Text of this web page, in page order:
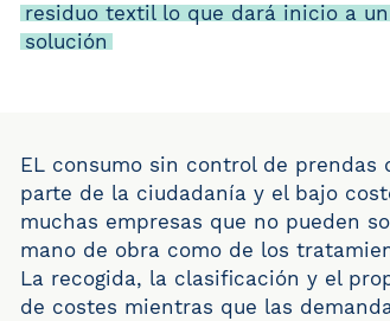
residuo textil lo que dará inicio a
solución
EL consumo sin control de
parte de la ciudadanía y el bajo
muchas empresas que no pueden
mano de obra como de los
La recogida, la clasificación y el
de costes mientras que las